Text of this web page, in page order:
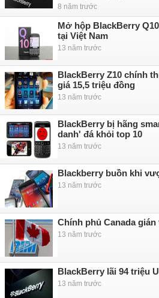
8 năm trước
Mở hộp BlackBerry
tại Việt Nam
13 năm trước
BlackBerry Z10 chính
giá 15,5 triệu đồng
13 năm trước
BlackBerry bị hãng
danh' đá khỏi top 10
13 năm trước
Blackberry buồn khi
13 năm trước
Chính phủ Canada
13 năm trước
BlackBerry lãi 94 triệu
13 năm trước